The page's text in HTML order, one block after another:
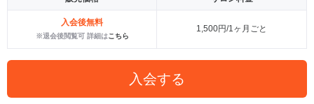
入会後無料
※退会後閲覧可 詳細はこちら
1,500円/1ヶ月ごと
入会する